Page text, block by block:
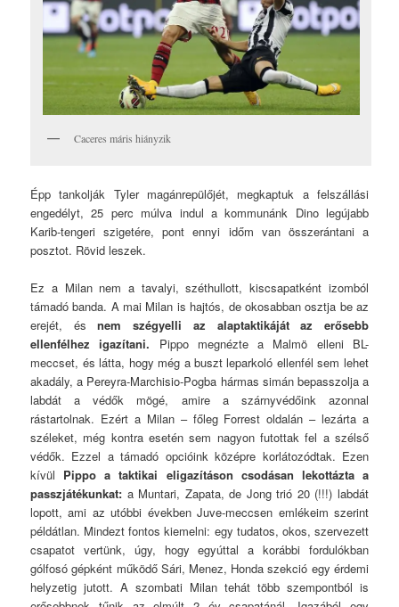
Caceres máris hiányzik
Épp tankolják Tyler magánrepülőjét, megkaptuk a felszállási
engedélyt, 25 perc múlva indul a kommunánk Dino legújabb
Karib-tengeri szigetére, pont ennyi időm van összerántani a
posztot. Rövid leszek.
Ez a Milan nem a tavalyi, széthullott, kiscsapatként izomból
támadó banda. A mai Milan is hajtós, de okosabban osztja be az
erejét, ésnem szégyelli az alaptaktikáját az erősebb
ellenfélhez igazítani. Pippo megnézte a Malmö elleni BL-
meccset, és látta, hogy még a buszt leparkoló ellenfél sem lehet
akadály, a Pereyra-Marchisio-Pogba hármas simán bepasszolja a
labdát a védők mögé, amire a szárnyvédőink azonnal
rástartolnak. Ezért a Milan – főleg Forrest oldalán – lezárta a
széleket, még kontra esetén sem nagyon futottak fel a szélső
védők. Ezzel a támadó opcióink középre korlátozódtak. Ezen
kívül Pippo a taktikai eligazításon csodásan lekottázta a
passzjátékunkat: a Muntari, Zapata, de Jong trió 20 (!!!) labdát
lopott, ami az utóbbi években Juve-meccsen emlékeim szerint
példátlan. Mindezt fontos kiemelni: egy tudatos, okos, szervezett
csapatot vertünk, úgy, hogy egyúttal a korábbi fordulókban
gólfosó gépként működő Sári, Menez, Honda szekció egy érdemi
helyzetig jutott. A szombati Milan tehát több szempontból is